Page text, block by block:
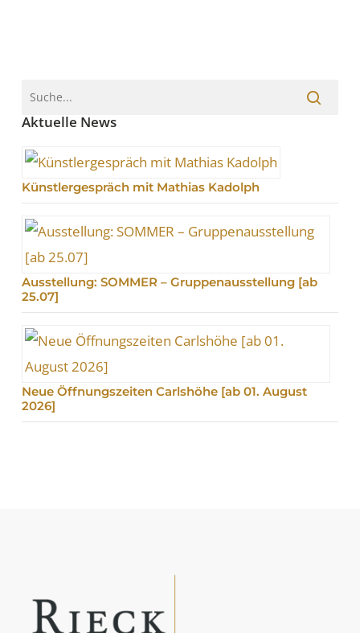
Aktuelle News
Künstlergespräch mit Mathias Kadolph
Ausstellung: SOMMER – Gruppenausstellung [ab
25.07]
Neue Öffnungszeiten Carlshöhe [ab 01. August
2026]